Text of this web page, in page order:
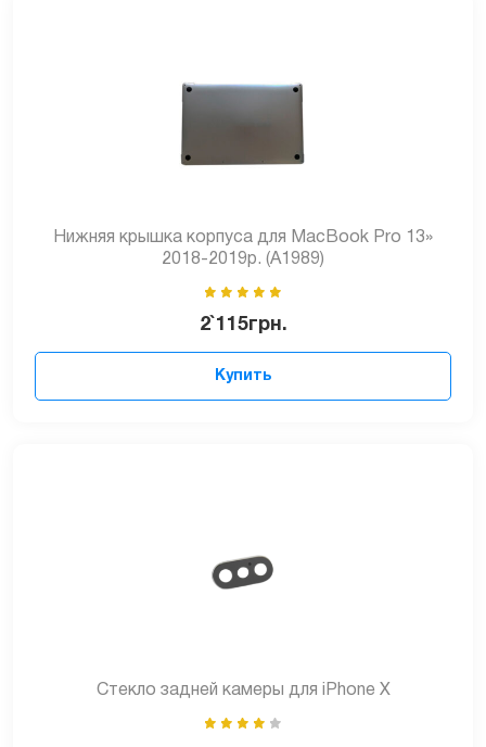
Нижняя крышка корпуса для MacBook Pro 13»
2018-2019р. (А1989)
2`115грн.
Купить
Стекло задней камеры для iPhone X